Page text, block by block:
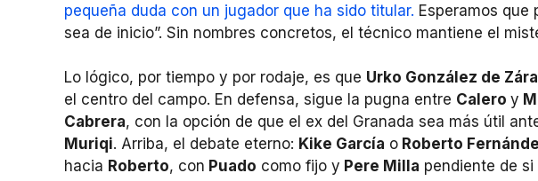
pequeña duda con un jugador que ha sido titular. Esperamos que
sea de inicio”. Sin nombres concretos, el técnico mantiene el
Lo lógico, por tiempo y por rodaje, es que Urko González de
el centro del campo. En defensa, sigue la pugna entre Calero y
Cabrera, con la opción de que el ex del Granada sea más útil
Muriqi. Arriba, el debate eterno: Kike García o Roberto
hacia Roberto, con Puado como fijo y Pere Milla pendiente de